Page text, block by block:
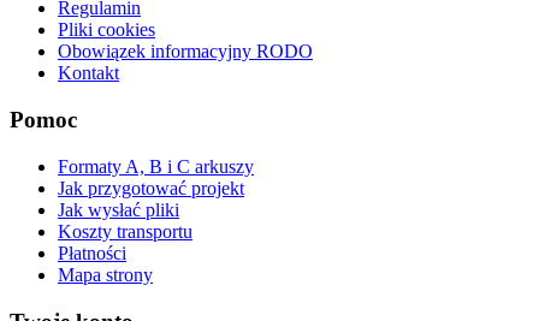
Regulamin
Pliki cookies
Obowiązek informacyjny RODO
Kontakt
Pomoc
Formaty A, B i C arkuszy
Jak przygotować projekt
Jak wysłać pliki
Koszty transportu
Płatności
Mapa strony